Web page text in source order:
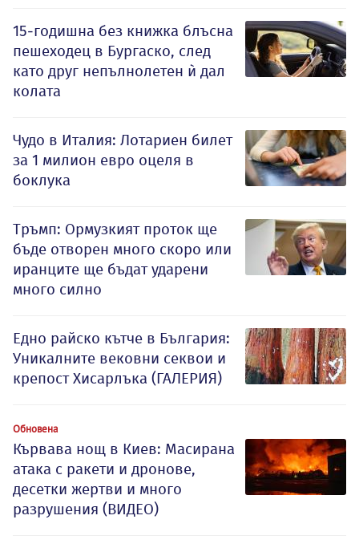
15-годишна без книжка блъсна
пешеходец в Бургаско, след
като друг непълнолетен ѝ дал
колата
Чудо в Италия: Лотариен билет
за 1 милион евро оцеля в
боклука
Тръмп: Ормузкият проток ще
бъде отворен много скоро или
иранците ще бъдат ударени
много силно
Едно райско кътче в България:
Уникалните вековни секвои и
крепост Хисарлъка (ГАЛЕРИЯ)
Обновена
Кървава нощ в Киев: Масирана
атака с ракети и дронове,
десетки жертви и много
разрушения (ВИДЕО)